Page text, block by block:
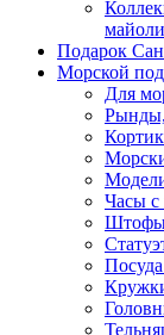
Подарок
Морской
Для
Рынды,
Часы с